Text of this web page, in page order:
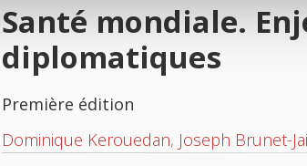
Santé mondiale.
diplomatiques
Première édition
Dominique Kerouedan, Joseph Brunet-